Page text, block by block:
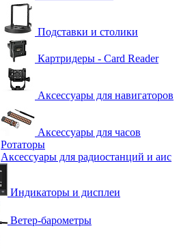
Подставки и столики
Картридеры - Card Reader
Аксессуары для навигаторов
Аксессуары для часов
Ротаторы
Аксессуары для радиостанций и аис
Индикаторы и дисплеи
Ветер-барометры